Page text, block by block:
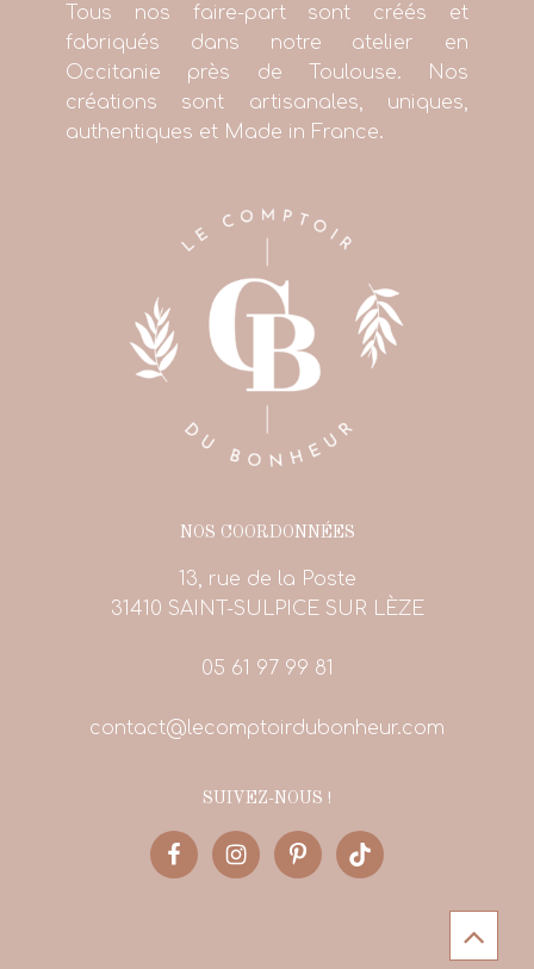
Tous nos faire-part sont créés et
fabriqués dans notre atelier en
Occitanie près de Toulouse. Nos
créations sont artisanales, uniques,
authentiques et Made in France.
NOS COORDONNÉES
13, rue de la Poste
31410 SAINT-SULPICE SUR LÈZE
05 61 97 99 81
contact@lecomptoirdubonheur.com
SUIVEZ-NOUS !